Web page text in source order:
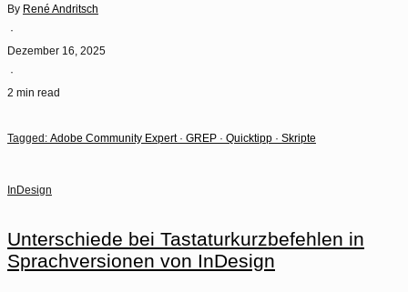
By René Andritsch
·
Dezember 16, 2025
·
2 min read
Tagged: Adobe Community Expert· GREP · Quicktipp · Skripte
InDesign
Unterschiede bei Tastaturkurzbefehlen in
Sprachversionen von InDesign